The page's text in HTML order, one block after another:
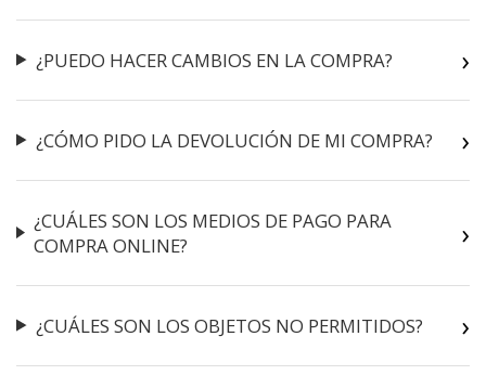
¿PUEDO HACER CAMBIOS EN LA COMPRA?
¿CÓMO PIDO LA DEVOLUCIÓN DE MI COMPRA?
¿CUÁLES SON LOS MEDIOS DE PAGO PARA
COMPRA ONLINE?
¿CUÁLES SON LOS OBJETOS NO PERMITIDOS?